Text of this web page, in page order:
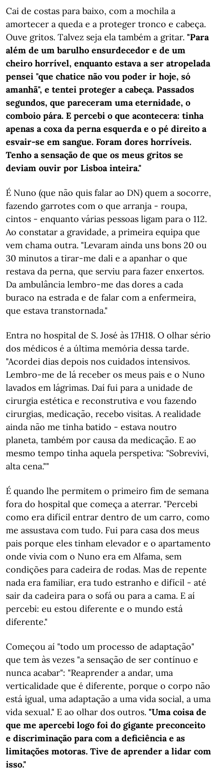
Cai de costas para baixo, com a mochila a
amortecer a queda e a proteger tronco e cabeça.
Ouve gritos. Talvez seja ela também a gritar. "Para
além de um barulho ensurdecedor e de um
cheiro horrível, enquanto estava a ser atropelada
pensei "que chatice não vou poder ir hoje, só
amanhã", e tentei proteger a cabeça. Passados
segundos, que pareceram uma eternidade, o
comboio pára. E percebi o que acontecera: tinha
apenas a coxa da perna esquerda e o pé direito a
esvair-se em sangue. Foram dores horríveis.
Tenho a sensação de que os meus gritos se
deviam ouvir por Lisboa inteira."
É Nuno (que não quis falar ao DN) quem a socorre,
fazendo garrotes com o que arranja - roupa,
cintos - enquanto várias pessoas ligam para o 112.
Ao constatar a gravidade, a primeira equipa que
vem chama outra. "Levaram ainda uns bons 20 ou
30 minutos a tirar-me dali e a apanhar o que
restava da perna, que serviu para fazer enxertos.
Da ambulância lembro-me das dores a cada
buraco na estrada e de falar com a enfermeira,
que estava transtornada."
Entra no hospital de S. José às 17H18. O olhar sério
dos médicos é a última memória dessa tarde.
"Acordei dias depois nos cuidados intensivos.
Lembro-me de lá receber os meus pais e o Nuno
lavados em lágrimas. Daí fui para a unidade de
cirurgia estética e reconstrutiva e vou fazendo
cirurgias, medicação, recebo visitas. A realidade
ainda não me tinha batido - estava noutro
planeta, também por causa da medicação. E ao
mesmo tempo tinha aquela perspetiva: "Sobrevivi,
alta cena.""
É quando lhe permitem o primeiro fim de semana
fora do hospital que começa a aterrar. "Percebi
como era difícil entrar dentro de um carro, como
me assustava com tudo. Fui para casa dos meus
pais porque eles tinham elevador e o apartamento
onde vivia com o Nuno era em Alfama, sem
condições para cadeira de rodas. Mas de repente
nada era familiar, era tudo estranho e difícil - até
sair da cadeira para o sofá ou para a cama. E aí
percebi: eu estou diferente e o mundo está
diferente."
Começou aí "todo um processo de adaptação"
que tem às vezes "a sensação de ser contínuo e
nunca acabar": "Reaprender a andar, uma
verticalidade que é diferente, porque o corpo não
está igual, uma adaptação a uma vida social, a uma
vida sexual." E ao olhar dos outros. "Uma coisa de
que me apercebi logo foi do gigante preconceito
e discriminação para com a deficiência e as
limitações motoras. Tive de aprender a lidar com
isso."